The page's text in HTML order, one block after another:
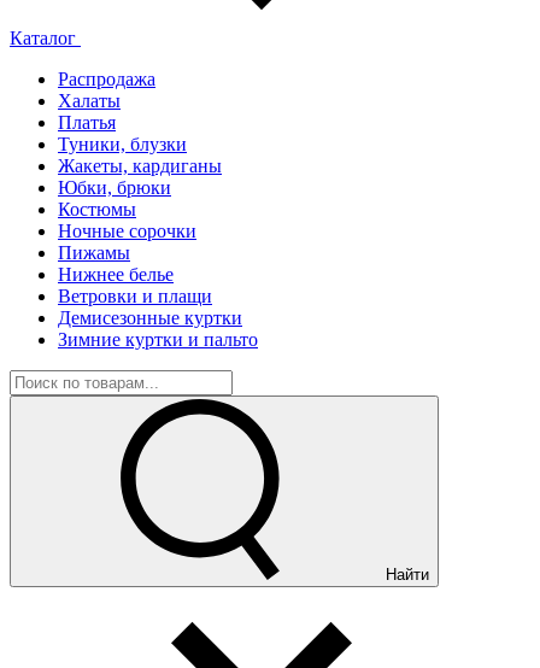
Каталог
Распродажа
Халаты
Платья
Туники, блузки
Жакеты, кардиганы
Юбки, брюки
Костюмы
Ночные сорочки
Пижамы
Нижнее белье
Ветровки и плащи
Демисезонные куртки
Зимние куртки и пальто
Найти